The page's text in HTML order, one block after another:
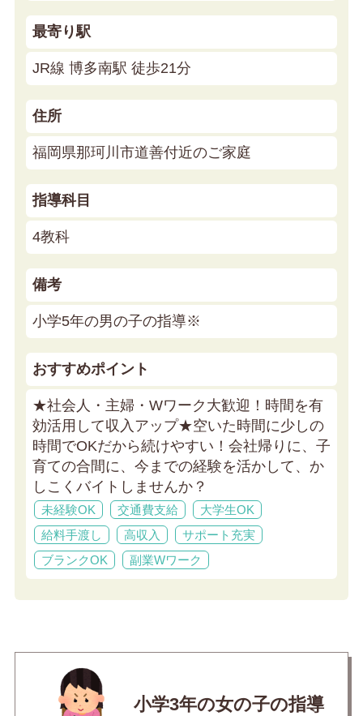
最寄り駅
JR線 博多南駅 徒歩21分
住所
福岡県那珂川市道善付近のご家庭
指導科目
4教科
備考
小学5年の男の子の指導※
おすすめポイント
★社会人・主婦・Wワーク大歓迎！時間を有
効活用して収入アップ★空いた時間に少しの
時間でOKだから続けやすい！会社帰りに、子
育ての合間に、今までの経験を活かして、か
しこくバイトしませんか？
未経験OK 交通費支給
大学生OK
給料手渡し
高収入
サポート充実
ブランクOK
副業Wワーク
小学3年の女の子の指導